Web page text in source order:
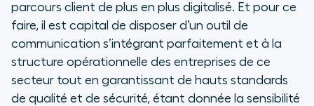
parcours client de plus en plus digitalisé. Et pour ce
faire, il est capital de disposer d’un outil de
communication s’intégrant parfaitement et à la
structure opérationnelle des entreprises de ce
secteur tout en garantissant de hauts standards
de qualité et de sécurité, étant donnée la sensibilité